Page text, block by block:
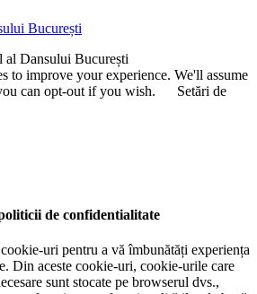
București
Dansului București
to improve your experience. We'll assume
can opt-out if you wish.
Setări de
de confidentialitate
uri pentru a vă îmbunătăți experiența
Din aceste cookie-uri, cookie-urile care
sunt stocate pe browserul dvs.,